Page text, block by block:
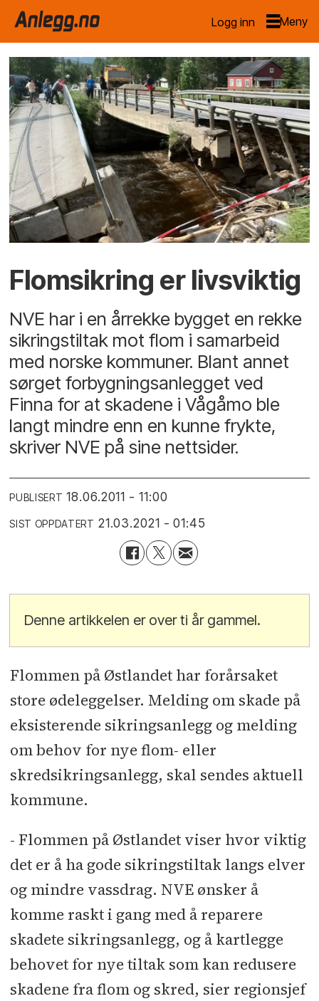
Logg inn
Flomsikring er livsviktig
NVE har i en årrekke bygget en rekke
sikringstiltak mot flom i samarbeid
med norske kommuner. Blant annet
sørget forbygningsanlegget ved
Finna for at skadene i Vågåmo ble
langt mindre enn en kunne frykte,
skriver NVE på sine nettsider.
PUBLISERT 18.06.2011 - 11:00
SIST OPPDATERT 21.03.2021 - 01:45
Denne artikkelen er over ti år gammel.
Flommen på Østlandet har forårsaket
store ødeleggelser. Melding om skade på
eksisterende sikringsanlegg og melding
om behov for nye flom- eller
skredsikringsanlegg, skal sendes aktuell
kommune.
- Flommen på Østlandet viser hvor viktig
det er å ha gode sikringstiltak langs elver
og mindre vassdrag. NVE ønsker å
komme raskt i gang med å reparere
skadete sikringsanlegg, og å kartlegge
behovet for nye tiltak som kan redusere
skadene fra flom og skred, sier regionsjef